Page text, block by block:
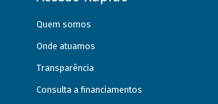
Quem somos
Onde atuamos
Transparência
Consulta a financiamentos